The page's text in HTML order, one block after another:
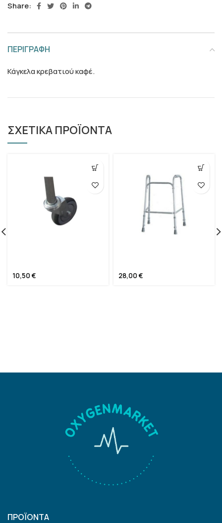
Share:
ΠΕΡΙΓΡΑΦΗ
Κάγκελα κρεβατιού καφέ.
ΣΧΕΤΙΚΑ ΠΡΟΪΟΝΤΑ
10,50 €
28,00 €
ΠΡΟΪΟΝΤΑ